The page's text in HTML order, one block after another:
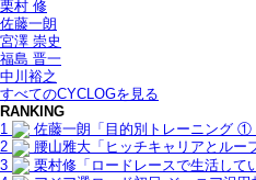
栗村 修
佐藤一朗
宮澤 崇史
福島 晋一
中川裕之
すべてのCYCLOGを見る
RANKING
1
佐藤一朗「目的別トレーニング ①
2
腰山雅大「ヒッチキャリアとルー
3
栗村修「ロードレースで生活して